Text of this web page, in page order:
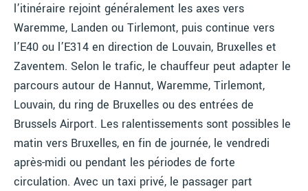
l’itinéraire rejoint généralement les axes vers
Waremme, Landen ou Tirlemont, puis continue vers
l’E40 ou l’E314 en direction de Louvain, Bruxelles et
Zaventem. Selon le trafic, le chauffeur peut adapter le
parcours autour de Hannut, Waremme, Tirlemont,
Louvain, du ring de Bruxelles ou des entrées de
Brussels Airport. Les ralentissements sont possibles le
matin vers Bruxelles, en fin de journée, le vendredi
après-midi ou pendant les périodes de forte
circulation. Avec un taxi privé, le passager part